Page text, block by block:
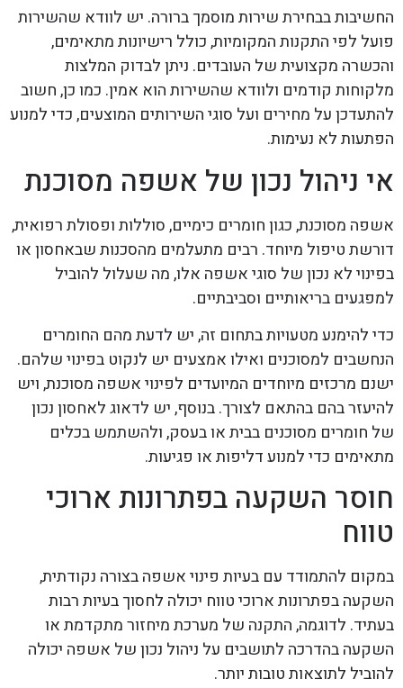
החשיבות בבחירת שירות מוסמך ברורה. יש לוודא שהשירות
פועל לפי התקנות המקומיות, כולל רישיונות מתאימים,
והכשרה מקצועית של העובדים. ניתן לבדוק המלצות
מלקוחות קודמים ולוודא שהשירות הוא אמין. כמו כן, חשוב
להתעדכן על מחירים ועל סוגי השירותים המוצעים, כדי למנוע
הפתעות לא נעימות.
אי ניהול נכון של אשפה מסוכנת
אשפה מסוכנת, כגון חומרים כימיים, סוללות ופסולת רפואית,
דורשת טיפול מיוחד. רבים מתעלמים מהסכנות שבאחסון או
בפינוי לא נכון של סוגי אשפה אלו, מה שעלול להוביל
למפגעים בריאותיים וסביבתיים.
כדי להימנע מטעויות בתחום זה, יש לדעת מהם החומרים
הנחשבים למסוכנים ואילו אמצעים יש לנקוט בפינוי שלהם.
ישנם מרכזים מיוחדים המיועדים לפינוי אשפה מסוכנת, ויש
להיעזר בהם בהתאם לצורך. בנוסף, יש לדאוג לאחסון נכון
של חומרים מסוכנים בבית או בעסק, ולהשתמש בכלים
מתאימים כדי למנוע דליפות או פגיעות.
חוסר השקעה בפתרונות ארוכי
טווח
במקום להתמודד עם בעיות פינוי אשפה בצורה נקודתית,
השקעה בפתרונות ארוכי טווח יכולה לחסוך בעיות רבות
בעתיד. לדוגמה, התקנה של מערכת מיחזור מתקדמת או
השקעה בהדרכה לתושבים על ניהול נכון של אשפה יכולה
להוביל לתוצאות טובות יותר.